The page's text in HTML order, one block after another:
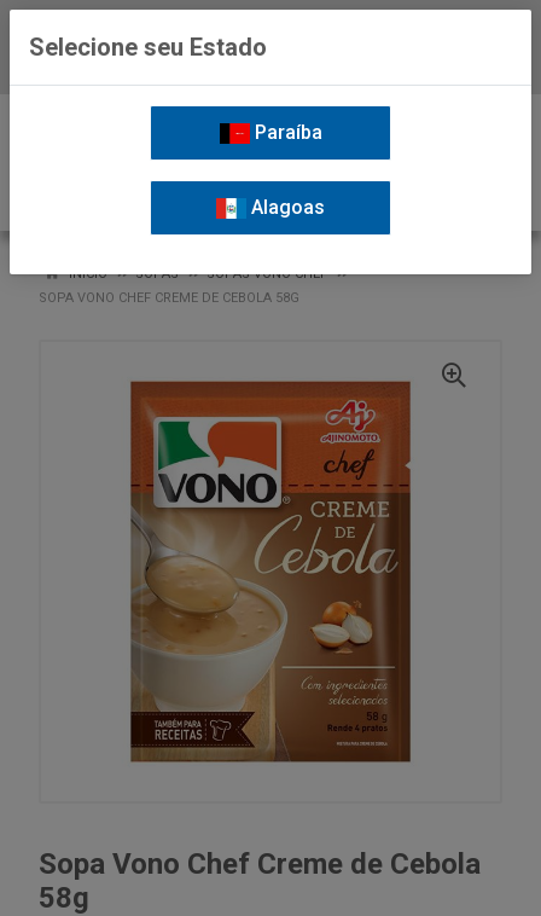
INÍCIO SOPAS
SOPAS VONO CHEF
SOPA VONO CHEF CREME DE CEBOLA 58G
Sopa Vono Chef Creme de Cebola
58g
Selecione seu Estado
Paraíba
Alagoas